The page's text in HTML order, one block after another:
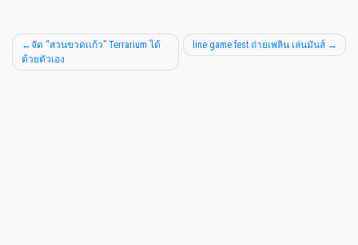
จัด “สวนขวดเเก้ว” Terrarium ได้
ด้วยตัวเอง
line game fest ถ่ายเพลิน เล่นมันส์